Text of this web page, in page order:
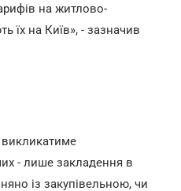
на житлово-
їх на Київ», - зазначив
- лише закладення в
із закупівельною, чи